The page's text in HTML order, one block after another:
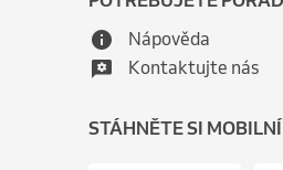
Nápověda
Kontaktujte nás
STÁHNĚTE SI